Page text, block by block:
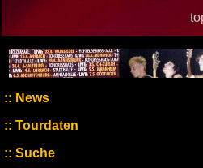
News
Tourdaten
Suche